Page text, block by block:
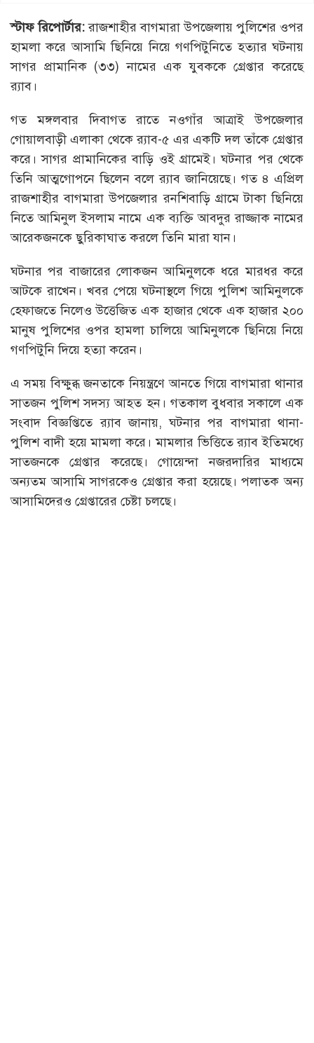
স্টাফ রিপোর্টার:রাজশাহীর বাগমারা উপজেলায় পুলিশের ওপর
হামলা করে আসামি ছিনিয়ে নিয়ে গণপিটুনিতে হত্যার ঘটনায়
সাগর প্রামানিক (৩৩) নামের এক যুবককে গ্রেপ্তার করেছে
র‌্যাব।
গত মঙ্গলবার দিবাগত রাতে নওগাঁর আত্রাই উপজেলার
গোয়ালবাড়ী এলাকা থেকে র‌্যাব-৫ এর একটি দল তাঁকে গ্রেপ্তার
করে। সাগর প্রামানিকের বাড়ি ওই গ্রামেই। ঘটনার পর থেকে
তিনি আত্মগোপনে ছিলেন বলে র‌্যাব জানিয়েছে। গত ৪ এপ্রিল
রাজশাহীর বাগমারা উপজেলার রনশিবাড়ি গ্রামে টাকা ছিনিয়ে
নিতে আমিনুল ইসলাম নামে এক ব্যক্তি আবদুর রাজ্জাক নামের
আরেকজনকে ছুরিকাঘাত করলে তিনি মারা যান।
ঘটনার পর বাজারের লোকজন আমিনুলকে ধরে মারধর করে
আটকে রাখেন। খবর পেয়ে ঘটনাস্থলে গিয়ে পুলিশ আমিনুলকে
হেফাজতে নিলেও উত্তেজিত এক হাজার থেকে এক হাজার ২০০
মানুষ পুলিশের ওপর হামলা চালিয়ে আমিনুলকে ছিনিয়ে নিয়ে
গণপিটুনি দিয়ে হত্যা করেন।
এ সময় বিক্ষুব্ধ জনতাকে নিয়ন্ত্রণে আনতে গিয়ে বাগমারা থানার
সাতজন পুলিশ সদস্য আহত হন। গতকাল বুধবার সকালে এক
সংবাদ বিজ্ঞপ্তিতে র‌্যাব জানায়, ঘটনার পর বাগমারা থানা-
পুলিশ বাদী হয়ে মামলা করে। মামলার ভিত্তিতে র‌্যাব ইতিমধ্যে
সাতজনকে গ্রেপ্তার করেছে। গোয়েন্দা নজরদারির মাধ্যমে
অন্যতম আসামি সাগরকেও গ্রেপ্তার করা হয়েছে। পলাতক অন্য
আসামিদেরও গ্রেপ্তারের চেষ্টা চলছে।